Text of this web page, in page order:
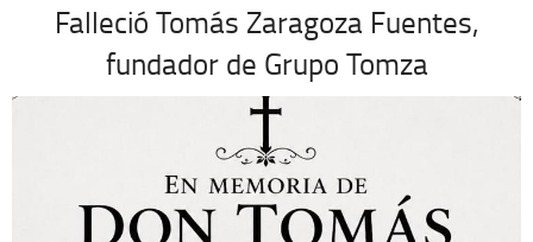
Falleció Tomás Zaragoza Fuentes,
fundador de Grupo Tomza